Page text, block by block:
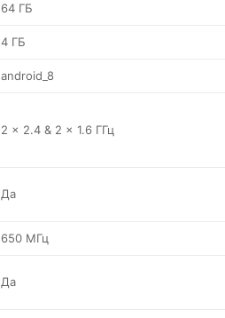
64 ГБ
4 ГБ
android_8
2 x 2.4 & 2 x 1.6 ГГц
Да
650 МГц
Да